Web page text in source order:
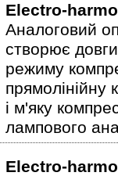
Electro-
Аналоговий
створює
режиму
прямолінійну
і м'яку
лампового
Electro-